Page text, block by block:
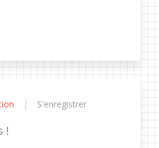
S'enregistrer
!